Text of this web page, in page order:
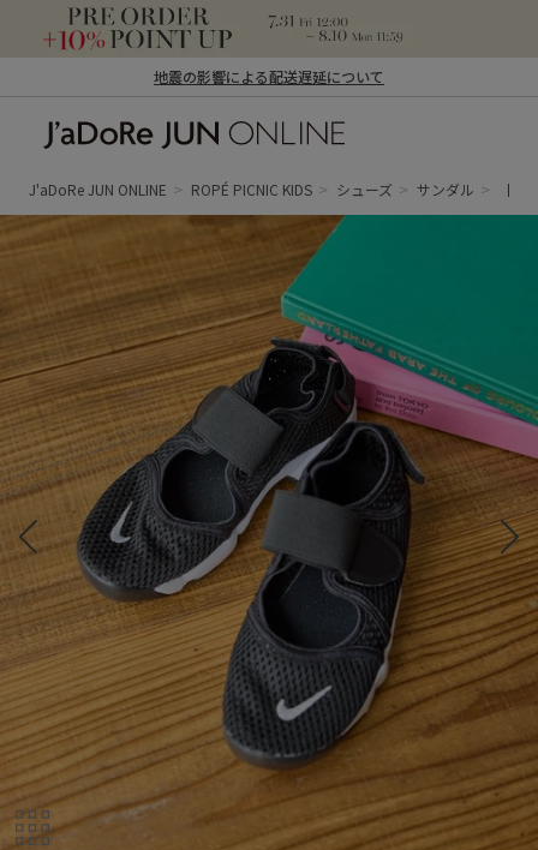
地震の影響による配送遅延について
ン オンライン）
J'aDoRe JUN ONLINE ROPÉ PICNIC KIDS シューズ サンダル 【